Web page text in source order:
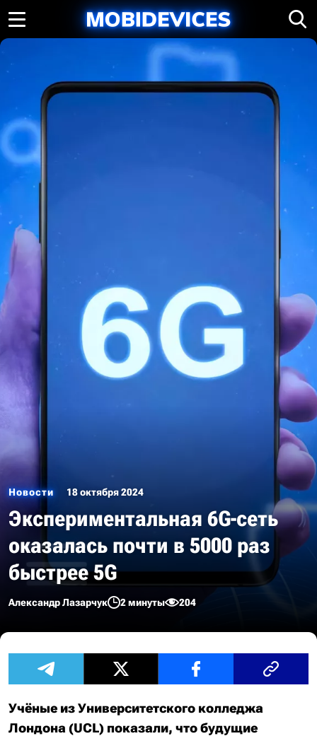
Новости 18 октября 2024
Экспериментальная 6G-сеть
оказалась почти в 5000 раз
быстрее 5G
Александр Лазарчук 2 минуты 204
Учёные из Университетского колледжа
Лондона (UCL) показали, что будущие